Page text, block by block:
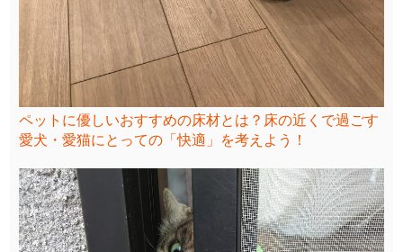
ペットに優しいおすすめの床材とは？床の近くで過ごす
愛犬・愛猫にとっての「快適」を考えよう！